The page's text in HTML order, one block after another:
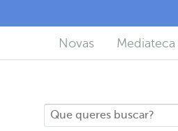
Novas Mediateca